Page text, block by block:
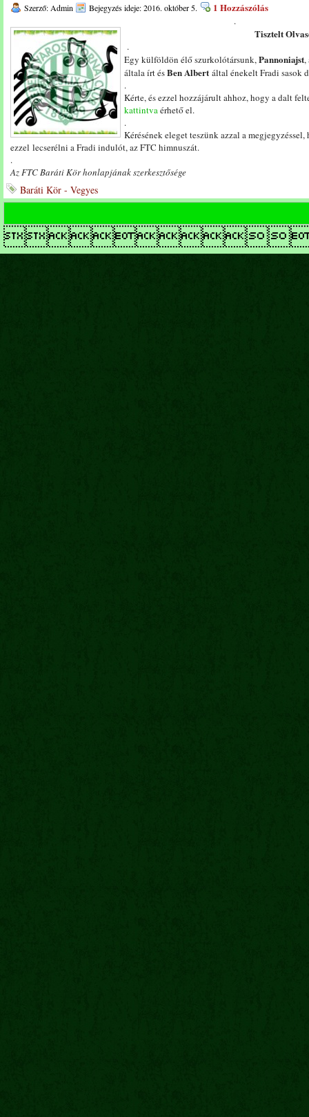
Szerző: Admin Bejegyzés ideje: 2016. október 5. 1 Hozzászólás
.
Tisztelt
.
Egy külföldön élő szurkolótársunk,Pannoniajst,
általa írt ésBen Albert által énekelt Fradi sasok
.
Kérte, és ezzel hozzájárult ahhoz, hogy a dalt
kattintvaérhető el.
.
Kérésének eleget teszünk azzal a
ezzel lecserélni a Fradi indulót, az FTC himnuszát.
.
Az FTC Baráti Kör honlapjának szerkesztősége
Baráti Kör - Vegyes